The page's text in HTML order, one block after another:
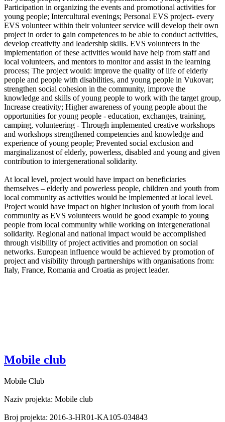
Participation in organizing the events and promotional activities for
young people; Intercultural evenings; Personal EVS project- every
EVS volunteer within their volunteer service will develop their own
project in order to gain competences to be able to conduct activities,
develop creativity and leadership skills. EVS volunteers in the
implementation of these activities would have help from staff and
local volunteers, and mentors to monitor and assist in the learning
process; The project would: improve the quality of life of elderly
people and people with disabilities, and young people in Vukovar;
strengthen social cohesion in the community, improve the
knowledge and skills of young people to work with the target group,
Increase creativity; Higher awareness of young people about the
opportunities for young people - education, exchanges, training,
camping, volunteering - Through implemented creative workshops
and workshops strengthened competencies and knowledge and
experience of young people; Prevented social exclusion and
marginalizanost of elderly, powerless, disabled and young and given
contribution to intergenerational solidarity.
At local level, project would have impact on beneficiaries
themselves – elderly and powerless people, children and youth from
local community as activities would be implemented at local level.
Project would have impact on higher inclusion of youth from local
community as EVS volunteers would be good example to young
people from local community while working on intergenerational
solidarity. Regional and national impact would be accomplished
through visibility of project activities and promotion on social
networks. European influence would be achieved by promotion of
project and visibility through partnerships with organisations from:
Italy, France, Romania and Croatia as project leader.
Mobile club
Mobile Club
Naziv projekta: Mobile club
Broj projekta: 2016-3-HR01-KA105-034843